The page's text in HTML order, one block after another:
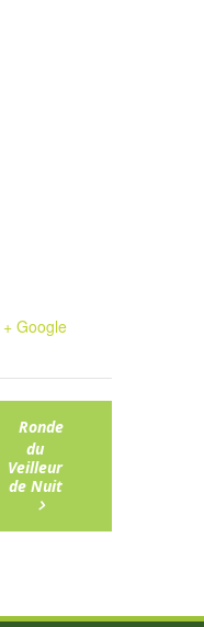
+ Google
Ronde
du
Veilleur
de Nuit